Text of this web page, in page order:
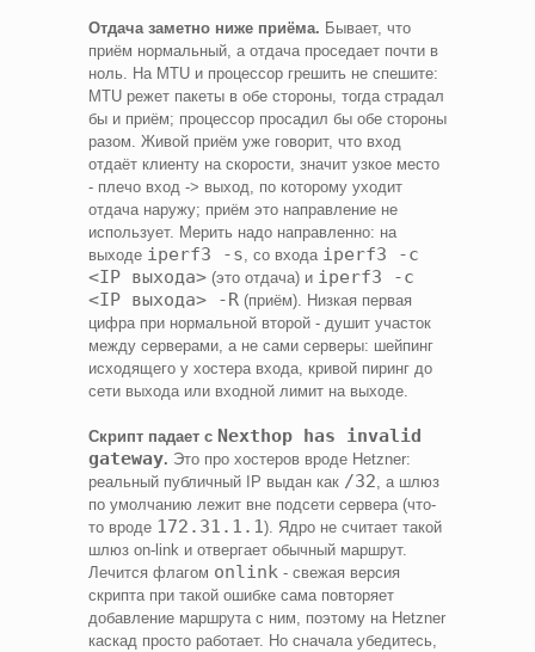
Отдача заметно ниже приёма. Бывает, что
приём нормальный, а отдача проседает почти в
ноль. На MTU и процессор грешить не спешите:
MTU режет пакеты в обе стороны, тогда страдал
бы и приём; процессор просадил бы обе стороны
разом. Живой приём уже говорит, что вход
отдаёт клиенту на скорости, значит узкое место
- плечо вход -> выход, по которому уходит
отдача наружу; приём это направление не
использует. Мерить надо направленно: на
выходе iperf3 -s , со входа iperf3 -c
<IP выхода> (это отдача) и iperf3 -c
<IP выхода> -R (приём). Низкая первая
цифра при нормальной второй - душит участок
между серверами, а не сами серверы: шейпинг
исходящего у хостера входа, кривой пиринг до
сети выхода или входной лимит на выходе.
Скрипт падает с Nexthop has invalid
gateway. Это про хостеров вроде Hetzner:
реальный публичный IP выдан как /32 , а шлюз
по умолчанию лежит вне подсети сервера (что-
то вроде 172.31.1.1). Ядро не считает такой
шлюз on-link и отвергает обычный маршрут.
Лечится флагом onlink - свежая версия
скрипта при такой ошибке сама повторяет
добавление маршрута с ним, поэтому на Hetzner
каскад просто работает. Но сначала убедитесь,